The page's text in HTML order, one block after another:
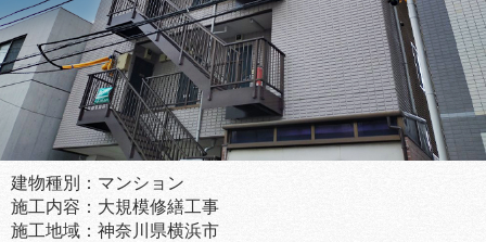
建物種別：マンション
施工内容：大規模修繕工事
施工地域：神奈川県横浜市